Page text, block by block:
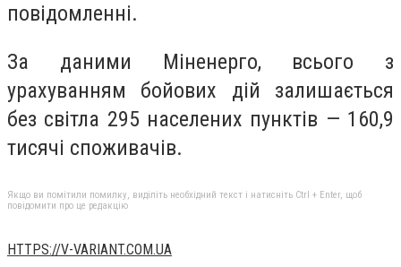
повідомленні.
За даними Міненерго, всього з
урахуванням бойових дій залишається
без світла 295 населених пунктів — 160,9
тисячі споживачів.
Якщо ви помітили помилку, виділіть необхідний текст і натисніть Ctrl + Enter, щоб
повідомити про це редакцію
HTTPS://V-VARIANT.COM.UA